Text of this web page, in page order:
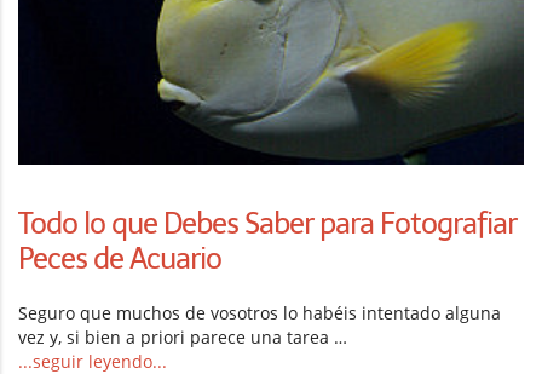
Todo lo que Debes Saber para Fotografiar
Peces de Acuario
Seguro que muchos de vosotros lo habéis intentado alguna
vez y, si bien a priori parece una tarea …
...seguir leyendo...